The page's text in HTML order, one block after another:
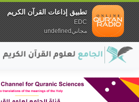
تطبيق إذاعات القرآن الكريم
EDC
مجانيundefined